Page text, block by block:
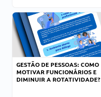
GESTÃO DE PESSOAS: COMO
MOTIVAR FUNCIONÁRIOS E
DIMINUIR A ROTATIVIDADE?